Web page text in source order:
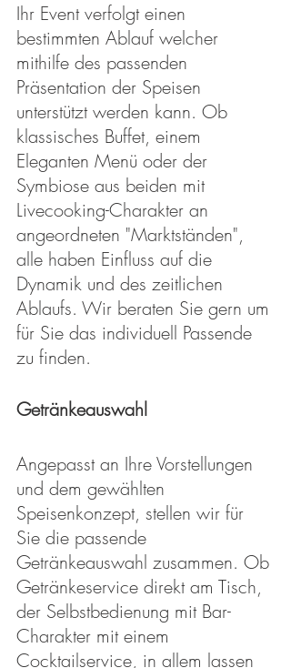
Ihr Event verfolgt einen
bestimmten Ablauf welcher
mithilfe des passenden
Präsentation der Speisen
unterstützt werden kann. Ob
klassisches Buffet, einem
Eleganten Menü oder der
Symbiose aus beiden mit
Livecooking-Charakter an
angeordneten "Marktständen",
alle haben Einfluss auf die
Dynamik und des zeitlichen
Ablaufs. Wir beraten Sie gern um
für Sie das individuell Passende
zu finden.
Getränkeauswahl
Angepasst an Ihre Vorstellungen
und dem gewählten
Speisenkonzept, stellen wir für
Sie die passende
Getränkeauswahl zusammen. Ob
Getränkeservice direkt am Tisch,
der Selbstbedienung mit Bar-
Charakter mit einem
Cocktailservice, in allem lassen